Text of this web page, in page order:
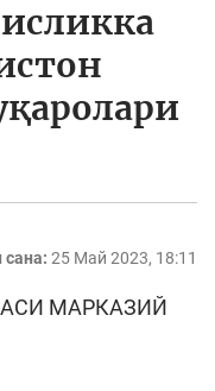
сана: 25 Май 2023, 18:11
МАРКАЗИЙ